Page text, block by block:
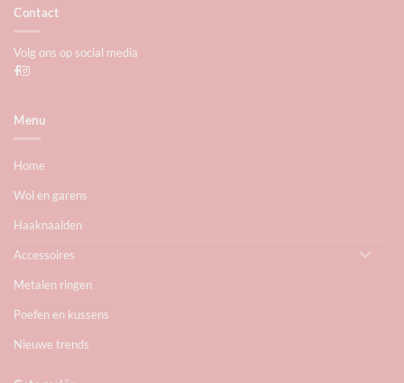
Contact
Volg ons op social media
Menu
Home
Wol en garens
Haaknaalden
Accessoires
Metalen ringen
Poefen en kussens
Nieuwe trends